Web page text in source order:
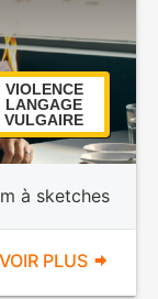
VIOLENCE
LANGAGE
VULGAIRE
à sketches
VOIR PLUS